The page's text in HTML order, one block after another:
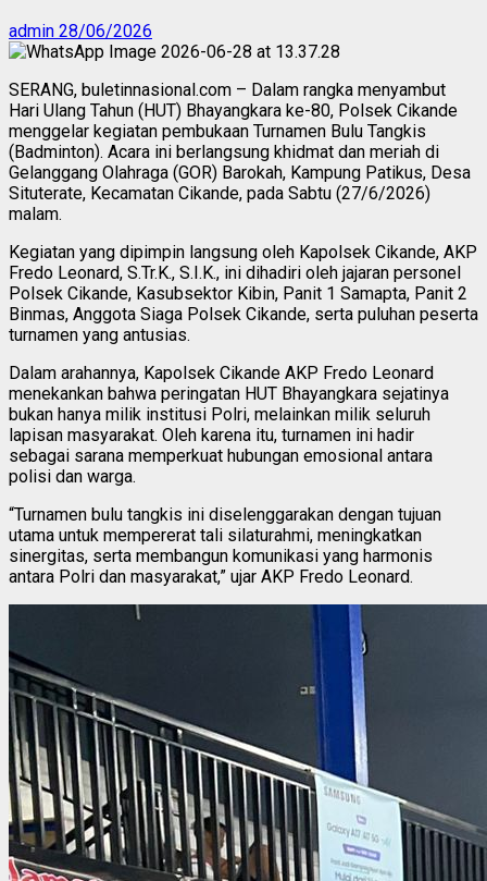
admin 28/06/2026
SERANG, buletinnasional.com – Dalam rangka menyambut
Hari Ulang Tahun (HUT) Bhayangkara ke-80, Polsek Cikande
menggelar kegiatan pembukaan Turnamen Bulu Tangkis
(Badminton). Acara ini berlangsung khidmat dan meriah di
Gelanggang Olahraga (GOR) Barokah, Kampung Patikus, Desa
Situterate, Kecamatan Cikande, pada Sabtu (27/6/2026)
malam.
Kegiatan yang dipimpin langsung oleh Kapolsek Cikande, AKP
Fredo Leonard, S.Tr.K., S.I.K., ini dihadiri oleh jajaran personel
Polsek Cikande, Kasubsektor Kibin, Panit 1 Samapta, Panit 2
Binmas, Anggota Siaga Polsek Cikande, serta puluhan peserta
turnamen yang antusias.
Dalam arahannya, Kapolsek Cikande AKP Fredo Leonard
menekankan bahwa peringatan HUT Bhayangkara sejatinya
bukan hanya milik institusi Polri, melainkan milik seluruh
lapisan masyarakat. Oleh karena itu, turnamen ini hadir
sebagai sarana memperkuat hubungan emosional antara
polisi dan warga.
“Turnamen bulu tangkis ini diselenggarakan dengan tujuan
utama untuk mempererat tali silaturahmi, meningkatkan
sinergitas, serta membangun komunikasi yang harmonis
antara Polri dan masyarakat,” ujar AKP Fredo Leonard.